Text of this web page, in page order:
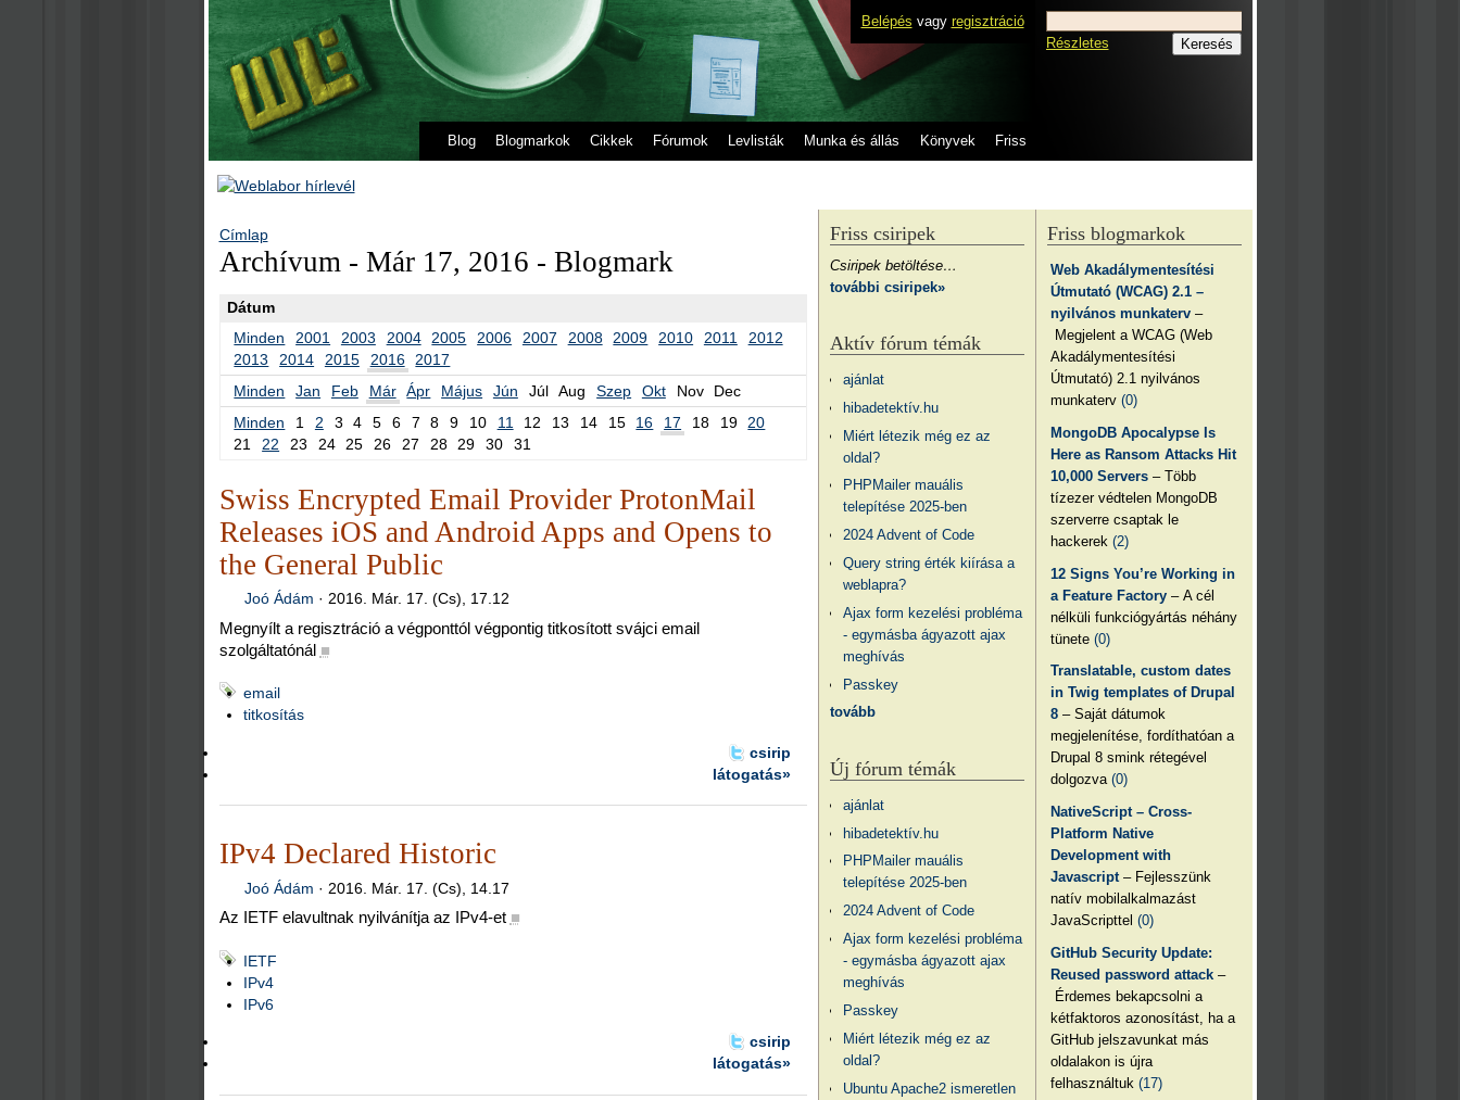
Belépés vagy regisztráció
Blog Blogmarkok Cikkek Fórumok Levlisták Munka és állás Könyvek Friss
Részletes
Címlap
Archívum - Már 17, 2016 - Blogmark
Dátum
Minden
2001 2003 2004 2005 2006 2007 2008 2009 2010 2011
2012
2013
2014 2015 2016
2017
Minden
Jan Feb Már Ápr Május Jún Júl Aug Szep Okt Nov
Dec
Minden
1 2 3 4 5 6 7 8 9 10 11 12 13 14 15 16 17 18 19
20
21
22 23 24 25 26 27 28 29 30 31
Swiss Encrypted Email Provider ProtonMail
Releases iOS and Android Apps and Opens to
the General Public
Joó Ádám ·2016. Már. 17. (Cs), 17.12
Megnyílt a regisztráció a végponttól végpontig titkosított svájci email
szolgáltatónál ■
email
titkosítás
csirip
látogatás»
IPv4 Declared Historic
Joó Ádám · 2016. Már. 17. (Cs), 14.17
Az IETF elavultnak nyilvánítja az IPv4-et ■
IETF
IPv4
IPv6
csirip
látogatás»
Friss blogmarkok
Web Akadálymentesítési
Útmutató (WCAG) 2.1 –
nyilvános munkaterv –
Megjelent a WCAG (Web
Akadálymentesítési
Útmutató) 2.1 nyilvános
munkaterv(0)
MongoDB Apocalypse Is
Here as Ransom Attacks Hit
10,000 Servers – Több
tízezer védtelen MongoDB
szerverre csaptak le
hackerek(2)
12 Signs You’re Working in
a Feature Factory – A cél
nélküli funkciógyártás néhány
tünete(0)
Translatable, custom dates
in Twig templates of Drupal
8 – Saját dátumok
megjelenítése, fordíthatóan a
Drupal 8 smink rétegével
dolgozva(0)
NativeScript – Cross-
Platform Native
Development with
Javascript – Fejlesszünk
natív mobilalkalmazást
JavaScripttel(0)
GitHub Security Update:
Reused password attack –
Érdemes bekapcsolni a
kétfaktoros azonosítást, ha a
GitHub jelszavunkat más
oldalakon is újra
felhasználtuk(17)
Friss csiripek
Csiripek betöltése…
további csiripek»
Aktív fórum témák
ajánlat
hibadetektív.hu
Miért létezik még ez az
oldal?
PHPMailer mauális
telepítése 2025-ben
2024 Advent of Code
Query string érték kiírása a
weblapra?
Ajax form kezelési probléma
- egymásba ágyazott ajax
meghívás
Passkey
tovább
Új fórum témák
ajánlat
hibadetektív.hu
PHPMailer mauális
telepítése 2025-ben
2024 Advent of Code
Ajax form kezelési probléma
- egymásba ágyazott ajax
meghívás
Passkey
Miért létezik még ez az
oldal?
Ubuntu Apache2 ismeretlen